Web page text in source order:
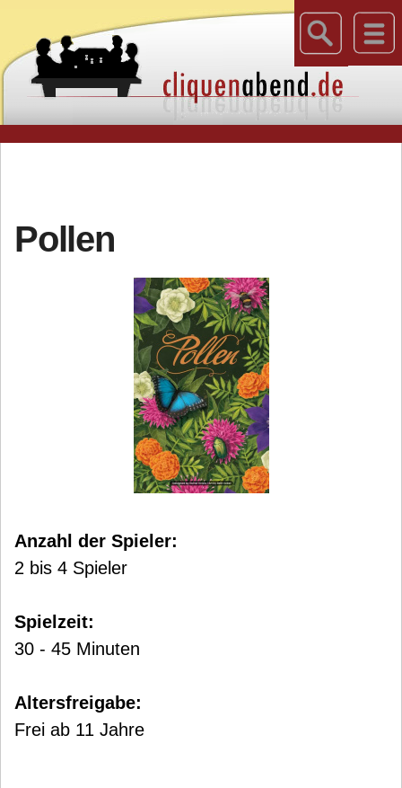
Pollen
Anzahl der Spieler:
2 bis 4 Spieler
Spielzeit:
30 - 45 Minuten
Altersfreigabe:
Frei ab 11 Jahre